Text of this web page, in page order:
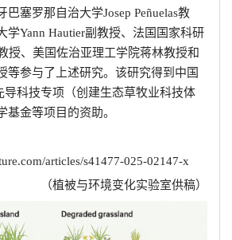
巴塞罗那自治大学Josep Peñuelas教
学Yann Hautier副教授、法国国家科研
授、美国佐治亚理工学院蒋林教授和
等参与了上述研究。该研究得到中国
导科技专项（创建生态草牧业科技体
基金等项目的资助。
articles/s41477-025-02147-x
（植被与环境变化实验室供稿）